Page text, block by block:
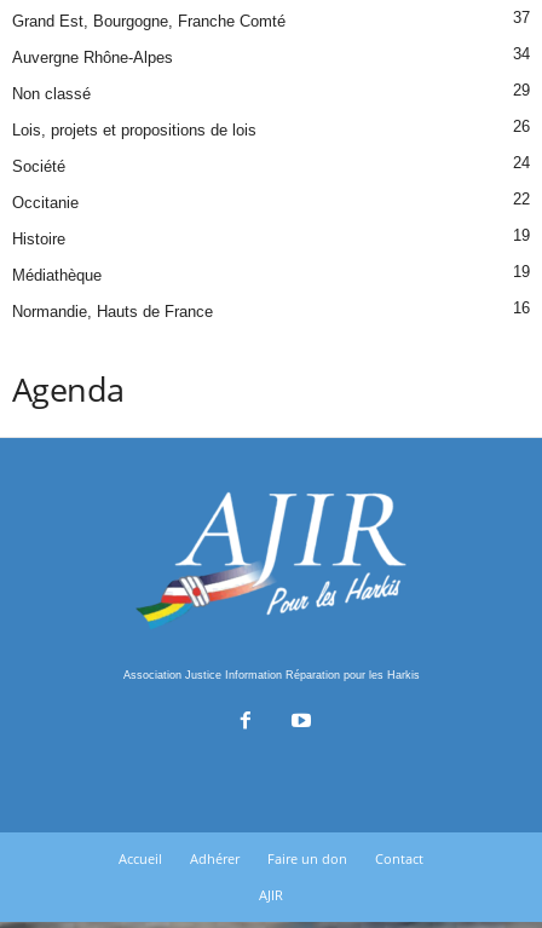
Grand Est, Bourgogne, Franche Comté 37
Auvergne Rhône-Alpes 34
Non classé 29
Lois, projets et propositions de lois 26
Société 24
Occitanie 22
Histoire 19
Médiathèque 19
Normandie, Hauts de France 16
Agenda
Association Justice Information Réparation pour les Harkis
Accueil Adhérer Faire un don
Contact
AJIR